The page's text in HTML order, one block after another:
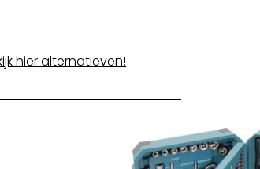
hier alternatieven!